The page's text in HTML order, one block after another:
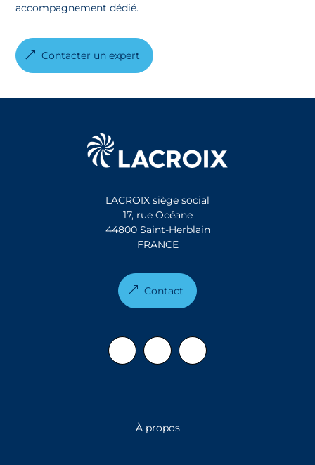
accompagnement dédié.
Contacter un expert
LACROIX siège social
17, rue Océane
44800 Saint-Herblain
FRANCE
Contact
À propos